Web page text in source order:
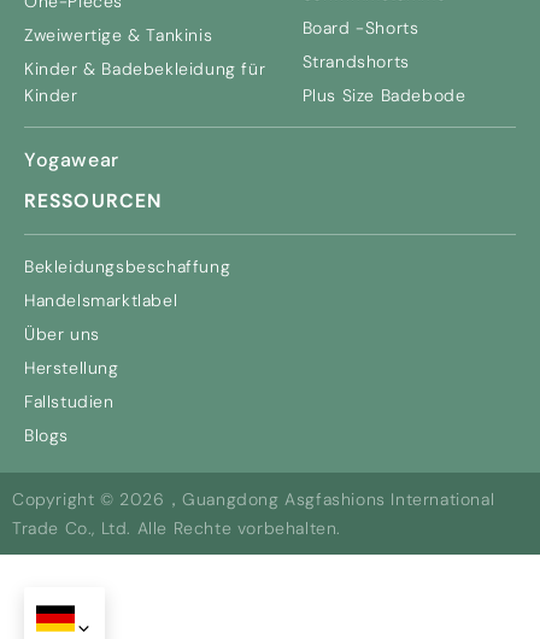
Zweiwertige & Tankinis
Kinder & Badebekleidung für
Kinder
Board -Shorts
Strandshorts
Plus Size Badebode
Yogawear
RESSOURCEN
Bekleidungsbeschaffung
Handelsmarktlabel
Über uns
Herstellung
Fallstudien
Blogs
Copyright © 2026，Guangdong Asgfashions International
Trade Co., Ltd. Alle Rechte vorbehalten.